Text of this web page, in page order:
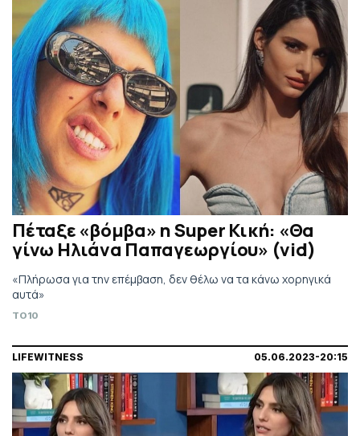
Πέταξε «βόμβα» η Super Κική: «Θα
γίνω Ηλιάνα Παπαγεωργίου» (vid)
«Πλήρωσα για την επέμβαση, δεν θέλω να τα κάνω χορηγικά
αυτά»
TO10
LIFEWITNESS 05.06.2023-20:15